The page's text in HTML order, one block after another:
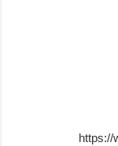
https://